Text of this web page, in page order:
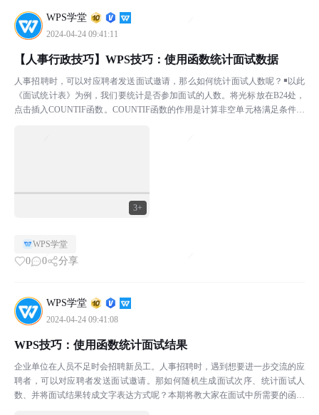
WPS学堂
2024-04-24 09:41:11
3+
【人事行政技巧】WPS技巧：使用函数统计面试数据
人事招聘时，可以对应聘者发送面试邀请，那么如何统计面试人数呢？￭以此
《面试统计表》为例，我们要统计是否参加面试的人数。将光标放在B24处，
点击插入COUNTIF函数。COUNTIF函数的作用是计算非空单元格满足条件的
WPS学堂
0 0 分享
WPS学堂
2024-04-24 09:41:08
WPS技巧：使用函数统计面试结果
企业单位在人员不足时会招聘新员工。人事招聘时，遇到想要进一步交流的应
聘者，可以对应聘者发送面试邀请。那如何随机生成面试次序、统计面试人
数、并将面试结果转成文字表达方式呢？本期将教大家在面试中所需要的函数